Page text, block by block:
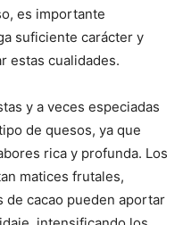
es importante
suficiente carácter y
estas cualidades.
y a veces especiadas
de quesos, ya que
rica y profunda. Los
matices frutales,
de cacao pueden aportar